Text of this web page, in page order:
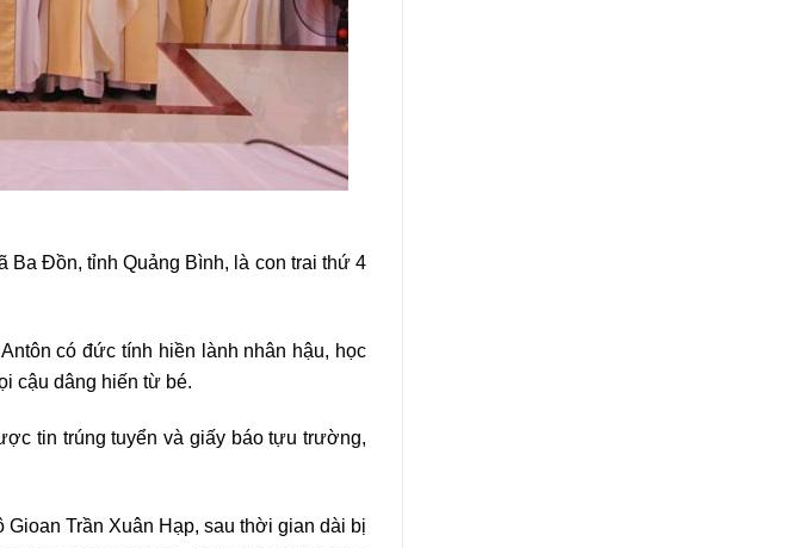
Ba Đồn, tỉnh Quảng Bình, là con trai thứ 4
có đức tính hiền lành nhân hậu, học
cậu dâng hiến từ bé.
tin trúng tuyển và giấy báo tựu trường,
Trần Xuân Hạp, sau thời gian dài bị